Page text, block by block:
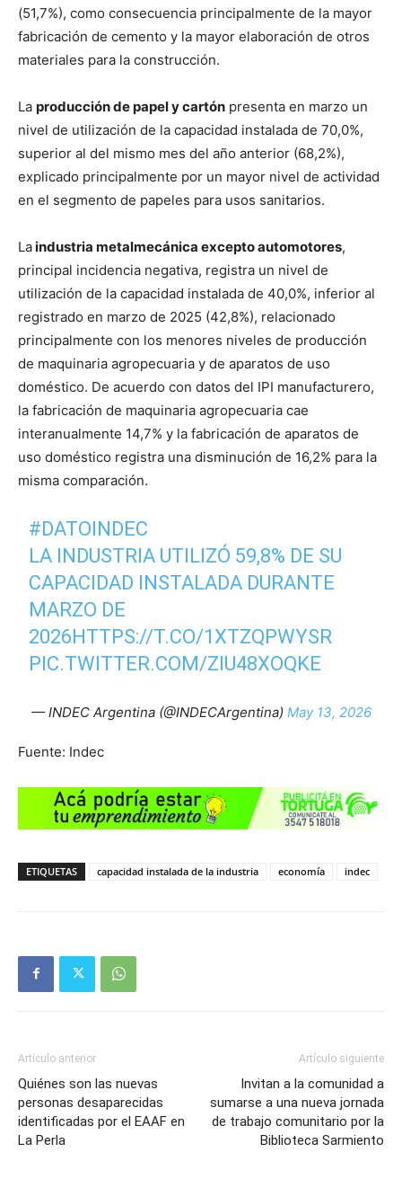
(51,7%), como consecuencia principalmente de la mayor
fabricación de cemento y la mayor elaboración de otros
materiales para la construcción.
La producción de papel y cartón presenta en marzo un
nivel de utilización de la capacidad instalada de 70,0%,
superior al del mismo mes del año anterior (68,2%),
explicado principalmente por un mayor nivel de actividad
en el segmento de papeles para usos sanitarios.
Laindustria metalmecánica excepto automotores,
principal incidencia negativa, registra un nivel de
utilización de la capacidad instalada de 40,0%, inferior al
registrado en marzo de 2025 (42,8%), relacionado
principalmente con los menores niveles de producción
de maquinaria agropecuaria y de aparatos de uso
doméstico. De acuerdo con datos del IPI manufacturero,
la fabricación de maquinaria agropecuaria cae
interanualmente 14,7% y la fabricación de aparatos de
uso doméstico registra una disminución de 16,2% para la
misma comparación.
#DATOINDEC
LA INDUSTRIA UTILIZÓ 59,8% DE SU
CAPACIDAD INSTALADA DURANTE
MARZO DE
2026HTTPS://T.CO/1XTZQPWYSR
PIC.TWITTER.COM/ZIU48XOQKE
— INDEC Argentina (@INDECArgentina) May 13, 2026
Fuente: Indec
ETIQUETAS capacidad instalada de la industria economía indec
Artículo anterior
Quiénes son las nuevas
personas desaparecidas
identificadas por el EAAF en
La Perla
Artículo siguiente
Invitan a la comunidad a
sumarse a una nueva jornada
de trabajo comunitario por la
Biblioteca Sarmiento